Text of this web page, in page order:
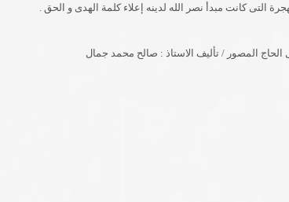
التى كانت مبدأ نصر الله لدينه إعلاء كلمة الهدى و الحق .
الحاج المصور / تأليف الاستاذ : صالح محمد جمال